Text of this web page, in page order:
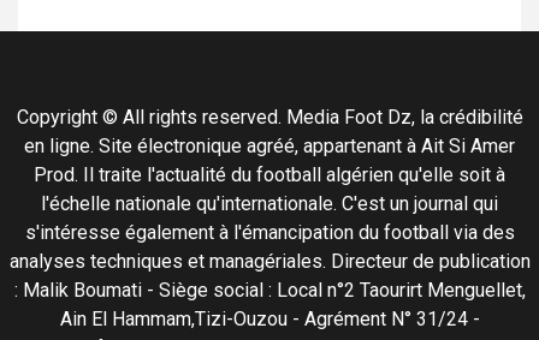
Copyright © All rights reserved. Media Foot Dz, la crédibilité
en ligne. Site électronique agréé, appartenant à Ait Si Amer
Prod. Il traite l'actualité du football algérien qu'elle soit à
l'échelle nationale qu'internationale. C'est un journal qui
s'intéresse également à l'émancipation du football via des
analyses techniques et managériales. Directeur de publication
: Malik Boumati - Siège social : Local n°2 Taourirt Menguellet,
Ain El Hammam,Tizi-Ouzou - Agrément N° 31/24 -